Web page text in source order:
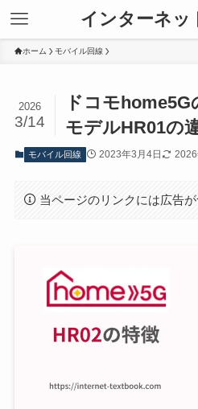
インターネッ
ホーム モバイル回線
ドコモ
モデルHR01の
2026
3/14
モバイル回線 2023年3月4日 2026
当ページのリンクには広告が